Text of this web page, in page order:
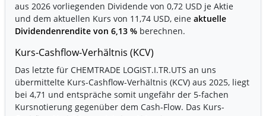
aus 2026 vorliegenden Dividende von 0,72 USD je Aktie
und dem aktuellen Kurs von 11,74 USD, eine aktuelle
Dividendenrendite von 6,13 % berechnen.
Kurs-Cashflow-Verhältnis (KCV)
Das letzte für CHEMTRADE LOGIST.I.TR.UTS an uns
übermittelte Kurs-Cashflow-Verhältnis (KCV) aus 2025, liegt
bei 4,71 und entspräche somit ungefähr der 5-fachen
Kursnotierung gegenüber dem Cash-Flow. Das Kurs-